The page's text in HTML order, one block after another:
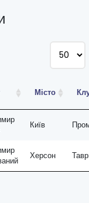
Місто
Київ
Херсон